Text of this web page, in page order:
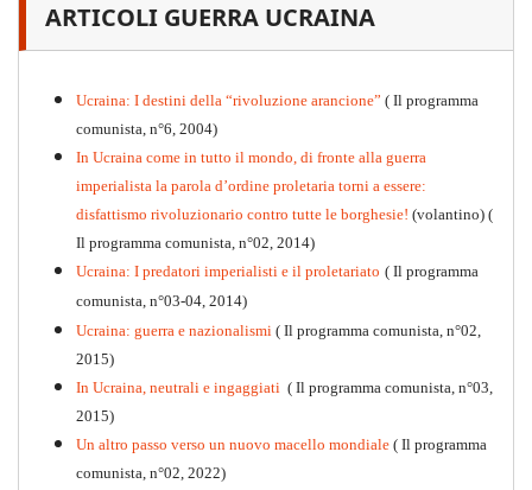
PDF n.12, 2026
Kommunistisches Programm
ARTICOLI GUERRA UCRAINA
Ucraina: I destini della “rivoluzione arancione” ( Il programma
comunista, n°6, 2004)
In Ucraina come in tutto il mondo, di fronte alla guerra
imperialista la parola d’ordine proletaria torni a essere:
disfattismo rivoluzionario contro tutte le borghesie! (volantino) (
Il programma comunista, n°02, 2014)
Ucraina: I predatori imperialisti e il proletariato ( Il programma
comunista, n°03-04, 2014)
Ucraina: guerra e nazionalismi ( Il programma comunista, n°02,
2015)
In Ucraina, neutrali e ingaggiati ( Il programma comunista, n°03,
2015)
Un altro passo verso un nuovo macello mondiale ( Il programma
comunista, n°02, 2022)